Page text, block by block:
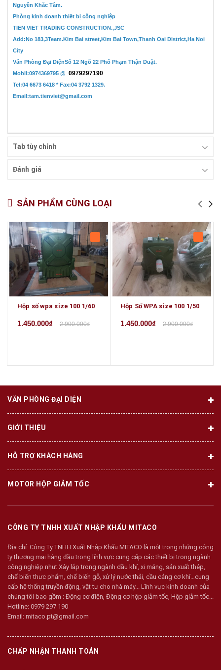
Nguyễn Khắc Tâm.
Phòng kinh doanh thiết bị công nghiệp
TIEN VIET TRADING CONSTRUCTION.,JSC
Add:No 183,3Team.Kim Bai street,Kim Bai Town,Thanh Oai District,Ha Noi
City
Văn Phòng Đại DiệnSố 12 Ngõ 22 Phố Phạm Thận Duật.
Mobil:0974369795 @ 0979297190
Tel:04 6673 6418 * Fax:04 3792 1329.
Email:tam.tienviet@gmail.com
Tab tùy chỉnh
Đánh giá
SẢN PHẨM CÙNG LOẠI
Hộp số wpa size 100 1/60
1.450.000₫ 2.900.000₫
Hộp Số WPA size 100 1/50
1.450.000₫ 2.900.000₫
VĂN PHÒNG ĐẠI DIỆN
GIỚI THIỆU
HỖ TRỢ KHÁCH HÀNG
MOTOR HỘP GIẢM TỐC
CÔNG TY TNHH XUẤT NHẬP KHẨU MITACO
Địa chỉ: Công Ty TNHH Xuất Nhập Khẩu MITACO là một trong những công
ty thương mại hàng đầu trong lĩnh vực cung cấp các thiết bị trong ngành
công nghiệp như: Xây lắp trong ngành dầu khí, xi măng, sản xuất thép,
chế biến thưc phẩm, chế biến gỗ, xử lý nước thải, cầu cảng cơ khí…cung
cấp hệ thống truyền động, vật tư cho nhà máy... Lĩnh vực kinh doanh của
chúng tôi bao gồm : Động cơ điện, Động cơ hộp giảm tốc, Hộp giảm tốc...
Hotline: 0979 297 190
Email: mitaco.pt@gmail.com
CHẤP NHẬN THANH TOÁN